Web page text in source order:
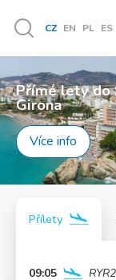
Vyhledávání
CZ EN PL ES
Přímé lety do
Girona
Více info
Užijte si léto
Více info
Přílety
09:05